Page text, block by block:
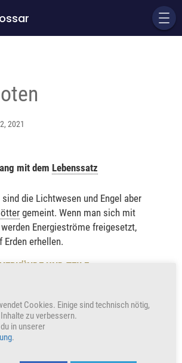
2021
mit dem Lebenssatz
die Lichtwesen und Engel aber
gemeint. Wenn man sich mit
Energieströme freigesetzt,
erhellen.
VERKÜNDE UND TEILE
Wirken indem du den Beitrag teilst
Cookies. Einige sind technisch nötig,
zu verbessern.
in unserer
.